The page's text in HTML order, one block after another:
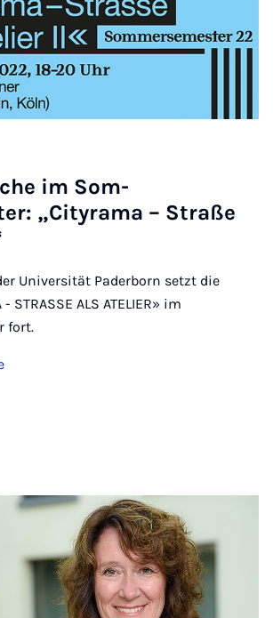
im Som­
„Cityrama – Straße
Universität Paderborn setzt die
STRASSE ALS ATELIER» im
fort.